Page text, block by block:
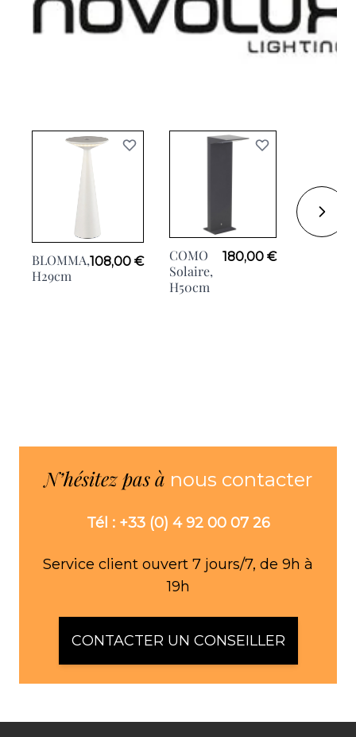
BLOMMA,
H29cm
108,00 €
COMO
Solaire,
H50cm
180,00 €
N’hésitez pas à nous contacter
Tél : +33 (0) 4 92 00 07 26
Service client ouvert 7 jours/7, de 9h à
19h
CONTACTER UN CONSEILLER